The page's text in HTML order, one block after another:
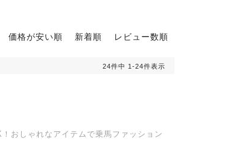
価格が安い順 新着順 レビュー数順
24件中 1 -24件表示
おしゃれなアイテムで乗馬ファッション